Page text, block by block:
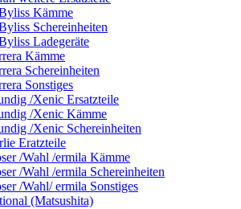
Kämme
Schereinheiten
Ladegeräte
Kämme
Schereinheiten
Sonstiges
/Xenic Ersatzteile
/Xenic Kämme
/Xenic Schereinheiten
Eratzteile
/Wahl /ermila Kämme
/Wahl /ermila Schereinheiten
/Wahl/ ermila Sonstiges
(Matsushita)